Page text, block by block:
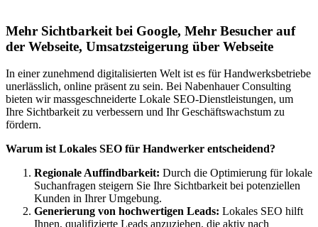
Mehr Sichtbarkeit bei Google, Mehr Besucher auf
der Webseite, Umsatzsteigerung über Webseite
In einer zunehmend digitalisierten Welt ist es für Handwerksbetriebe
unerlässlich, online präsent zu sein. Bei Nabenhauer Consulting
bieten wir massgeschneiderte Lokale SEO-Dienstleistungen, um
Ihre Sichtbarkeit zu verbessern und Ihr Geschäftswachstum zu
fördern.
Warum ist Lokales SEO für Handwerker entscheidend?
Regionale Auffindbarkeit: Durch die Optimierung für lokale
Suchanfragen steigern Sie Ihre Sichtbarkeit bei potenziellen
Kunden in Ihrer Umgebung.
Generierung von hochwertigen Leads: Lokales SEO hilft
Ihnen, qualifizierte Leads anzuziehen, die aktiv nach